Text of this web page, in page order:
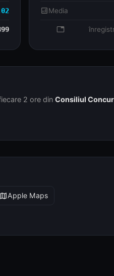
analyticsMedia
database
2 ore din Consiliul
mapApple Maps